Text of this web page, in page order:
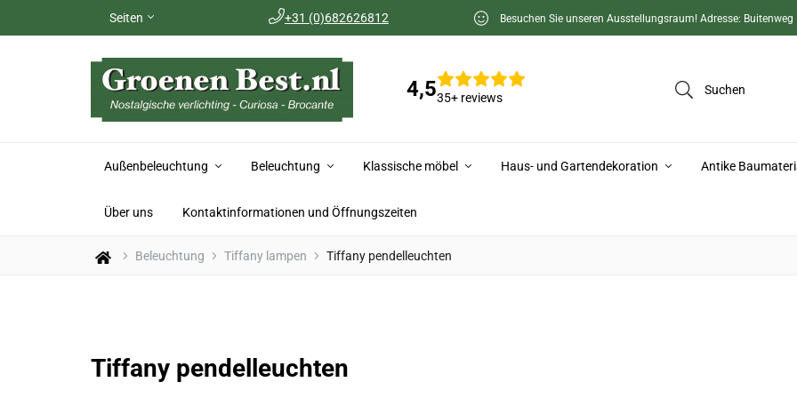
Seiten +31 (0)682626812
Für weitere Informationen rufen Sie bitte +31 (0)682626812 an. Besuchen Sie unseren Ausstellungsraum! Adresse: Buitenweg
4,535+ reviews
Suchen
Außenbeleuchtung Beleuchtung Klassische möbel Haus- und Gartendekoration Antike
Über uns Kontaktinformationen und Öffnungszeiten
Beleuchtung Tiffany lampen Tiffany pendelleuchten
Tiffany pendelleuchten